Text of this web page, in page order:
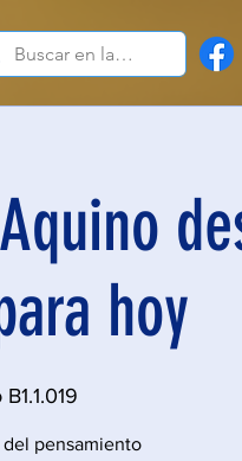
hoy
pensamiento